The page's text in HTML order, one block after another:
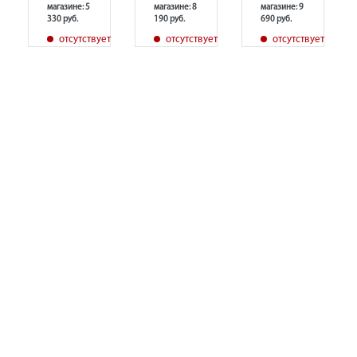
магазине: 5
330 руб.
отсутствует
магазине: 8
190 руб.
отсутствует
магазине: 9
690 руб.
отсутствует